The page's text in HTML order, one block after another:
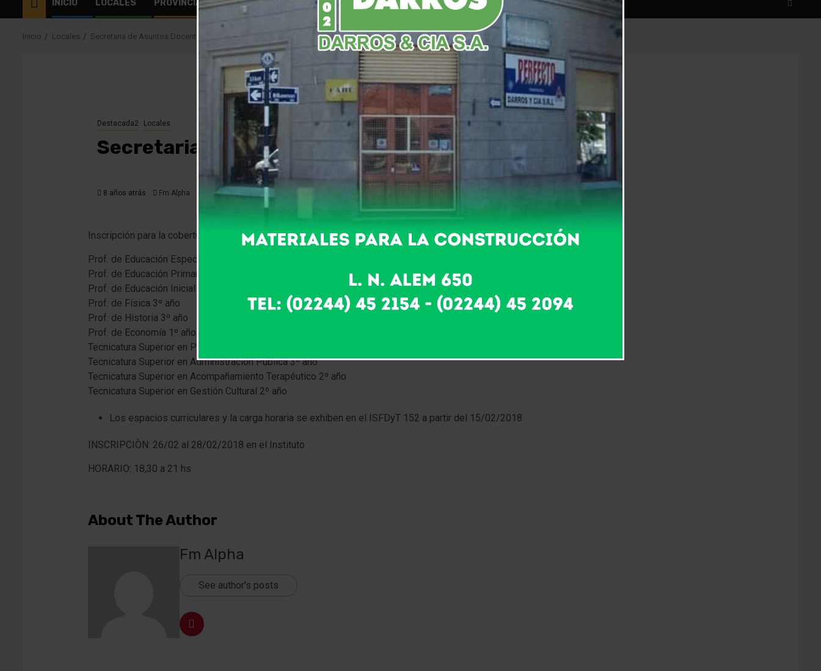
INICIO LOCALES PROVINCIALES EL MUNDO POLICIALES NACIONALES DEPORTES
Inicio Locales Secretaria de Asuntos Docentes llama a inscripción
Destacada2 Locales
Secretaria de Asuntos Docentes llama a inscripción
8 años atrás Fm Alpha
Inscripción para la cobertura de espacios curriculares (Primer llamado) de las siguientes carreras del ISFDyT Nº152
Prof. de Educación Especial 4º año
Prof. de Educación Primaria 2º y 4º año
Prof. de Educación Inicial 1º y 3º año
Prof. de Física 3º año
Prof. de Historia 3º año
Prof. de Economía 1º año
Tecnicatura Superior en Psicopedagogía 3º año
Tecnicatura Superior en Administraciòn Pública 3º año
Tecnicatura Superior en Acompañamiento Terapéutico 2º año
Tecnicatura Superior en Gestión Cultural 2º año
Los espacios curriculares y la carga horaria se exhiben en el ISFDyT 152 a partir del 15/02/2018
INSCRIPCIÒN: 26/02 al 28/02/2018 en el Instituto
HORARIO: 18,30 a 21 hs
About The Author
Fm Alpha
See author's posts